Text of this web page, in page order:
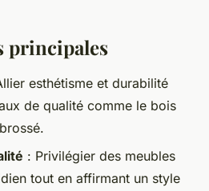
principales
esthétisme et durabilité
de qualité comme le bois
: Privilégier des meubles
tout en affirmant un style